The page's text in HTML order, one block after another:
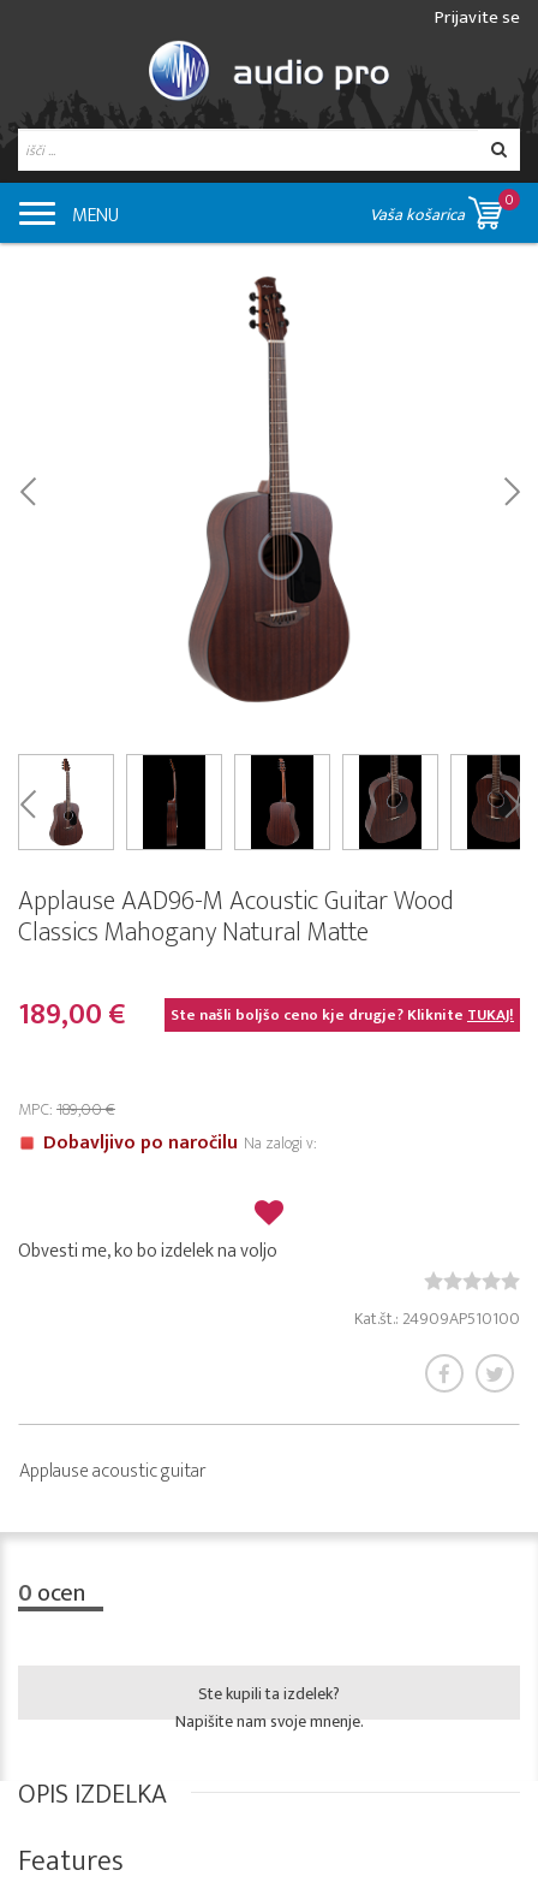
Prijavite se
MENU Vaša košarica
0
Applause AAD96-M Acoustic Guitar Wood
Classics Mahogany Natural Matte
189,00 € Ste našli boljšo ceno kje drugje? KlikniteTUKAJ!
MPC:189,00 €
Dobavljivo po naročilu Na zalogi v:
Obvesti me, ko bo izdelek na voljo
Kat.št.: 24909AP510100
Applause acoustic guitar
0ocen
Ste kupili ta izdelek?
Napišite nam svoje mnenje.
OPIS IZDELKA
Features